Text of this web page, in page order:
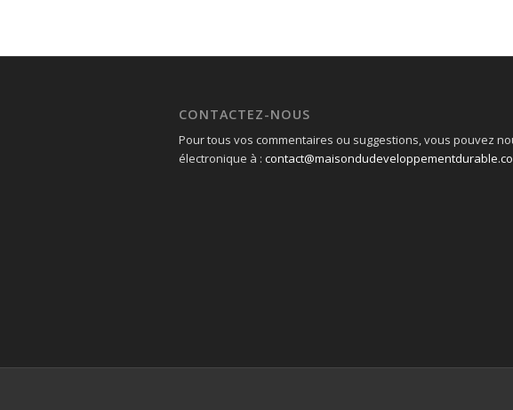
CONTACTEZ-NOUS
Pour tous vos commentaires ou suggestions, vous pouvez
électronique à :